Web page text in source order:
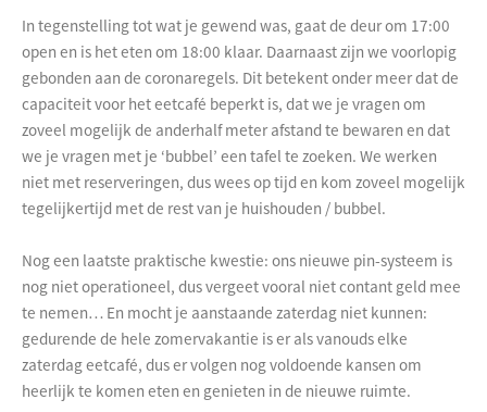
In tegenstelling tot wat je gewend was, gaat de deur om 17:00
open en is het eten om 18:00 klaar. Daarnaast zijn we voorlopig
gebonden aan de coronaregels. Dit betekent onder meer dat de
capaciteit voor het eetcafé beperkt is, dat we je vragen om
zoveel mogelijk de anderhalf meter afstand te bewaren en dat
we je vragen met je ‘bubbel’ een tafel te zoeken. We werken
niet met reserveringen, dus wees op tijd en kom zoveel mogelijk
tegelijkertijd met de rest van je huishouden / bubbel.
Nog een laatste praktische kwestie: ons nieuwe pin-systeem is
nog niet operationeel, dus vergeet vooral niet contant geld mee
te nemen… En mocht je aanstaande zaterdag niet kunnen:
gedurende de hele zomervakantie is er als vanouds elke
zaterdag eetcafé, dus er volgen nog voldoende kansen om
heerlijk te komen eten en genieten in de nieuwe ruimte.